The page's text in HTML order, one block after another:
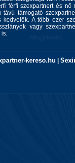
férfi szexpartnert és
támogató
kedvelők. A több ezer
vagy
is.
kereso.hu
Ahol még